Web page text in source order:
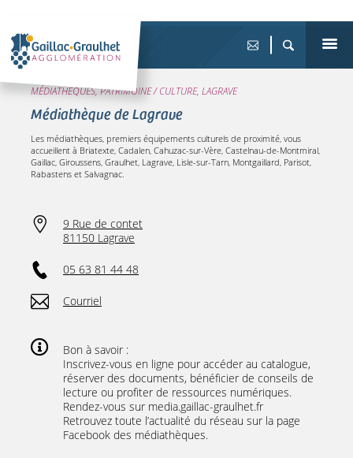
MÉDIATHÈQUES, PATRIMOINE / CULTURE, LAGRAVE
Médiathèque de Lagrave
Les médiathèques, premiers équipements culturels de proximité, vous
accueillent à Briatexte, Cadalen, Cahuzac-sur-Vère, Castelnau-de-Montmiral,
Gaillac, Giroussens, Graulhet, Lagrave, Lisle-sur-Tarn, Montgaillard, Parisot,
Rabastens et Salvagnac.
9 Rue de contet
81150 Lagrave
05 63 81 44 48
Courriel
Bon à savoir :
Inscrivez-vous en ligne pour accéder au catalogue,
réserver des documents, bénéficier de conseils de
lecture ou profiter de ressources numériques.
Rendez-vous sur media.gaillac-graulhet.fr
Retrouvez toute l’actualité du réseau sur la page
Facebook des médiathèques.